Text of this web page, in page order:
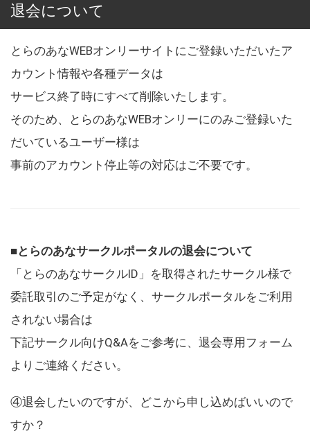
退会について
とらのあなWEBオンリーサイトにご登録いただいたア
カウント情報や各種データは
サービス終了時にすべて削除いたします。
そのため、とらのあなWEBオンリーにのみご登録いた
だいているユーザー様は
事前のアカウント停止等の対応はご不要です。
■とらのあなサークルポータルの退会について
「とらのあなサークルID」を取得されたサークル様で
委託取引のご予定がなく、サークルポータルをご利用
されない場合は
下記サークル向けQ&Aをご参考に、退会専用フォーム
よりご連絡ください。
④退会したいのですが、どこから申し込めばいいので
すか？